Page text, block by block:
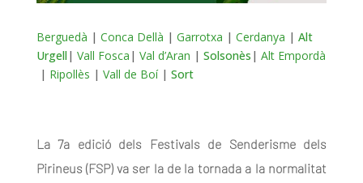
Berguedà | Conca Dellà | Garrotxa | Cerdanya | Alt
Urgell | Vall Fosca | Val d’Aran | Solsonès | Alt Empordà
| Ripollès | Vall de Boí| Sort
La 7a edició dels Festivals de Senderisme dels
Pirineus (FSP) va ser la de la tornada a la normalitat